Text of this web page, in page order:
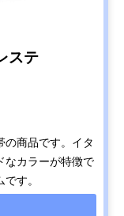
ステ
の商品です。イタ
なカラーが特徴で
す。